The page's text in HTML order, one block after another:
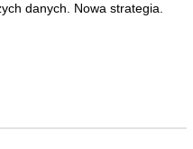
danych. Nowa strategia.